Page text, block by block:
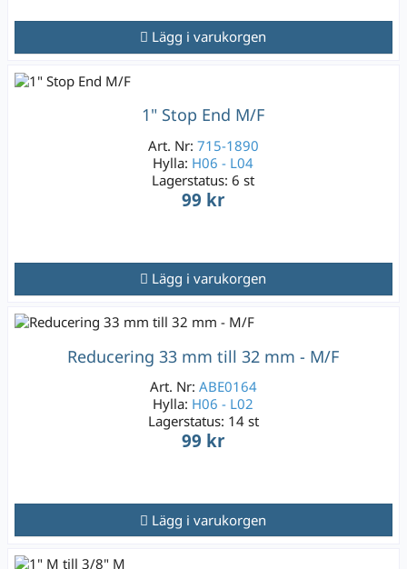
Lägg i varukorgen
1" Stop End M/F
Art. Nr: 715-1890
Hylla: H06 - L04
Lagerstatus:6 st
99 kr
Lägg i varukorgen
Reducering 33 mm till 32 mm - M/F
Art. Nr: ABE0164
Hylla: H06 - L02
Lagerstatus: 14 st
99 kr
Lägg i varukorgen